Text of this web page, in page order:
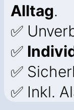
Alltag.
✅
✅
✅
✅ Inkl.